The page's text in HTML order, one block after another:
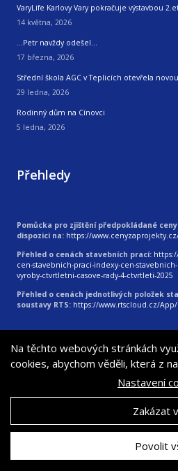
VaryLife Karlovy Vary pokračuje výstavbou
14 května, 2026
…Petr navždy odešel…
17 března, 2026
Střední škola AGC v Teplicích otevřela
29 ledna, 2026
Rodinný dům na Cínovci
5 ledna, 2026
Přehledy
Pomůcka pro zjištění předpokládané
dispozici na: https://
Přehled o cenách stavebních prací:
cen-stavebnich-praci-indexy-cen-
vyroby-ctvrtletni-casove-rady-4-ctvrtleti-2025
Přehled o cenách jednotlivých položek
soustavy RTS: https://www.rtscloud.cz/App/
Na těchto webových stránkách
cookies, abychom věděli, která z
Nastavení
Zakázat
Povolit